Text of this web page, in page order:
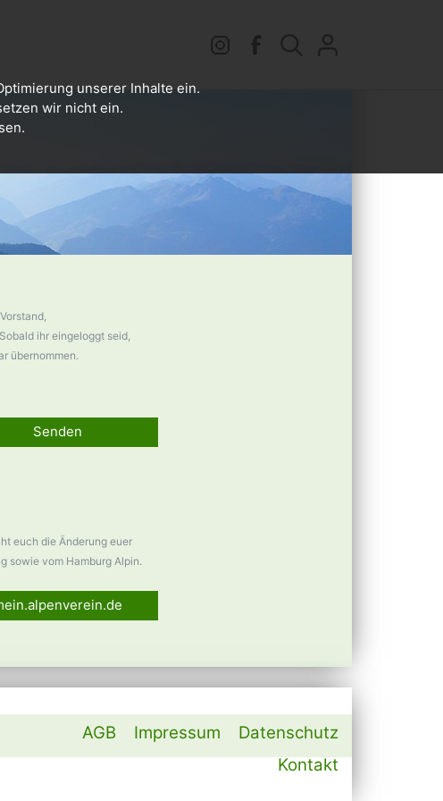
ihr eingeloggt seid,
übernommen.
Senden
euch die Änderung euer
sowie vom Hamburg Alpin.
Datenschutz
Impressum
AGB
Kontakt
unserer Inhalte ein.
wir nicht ein.